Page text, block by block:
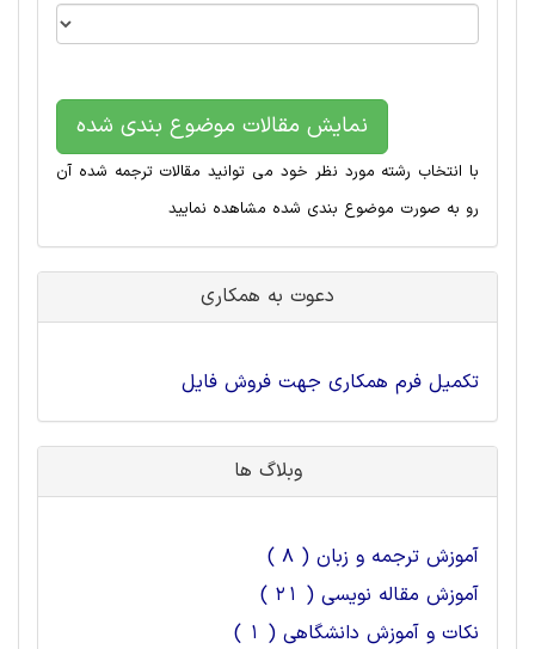
نمایش مقالات موضوع بندی شده
با انتخاب رشته مورد نظر خود می توانید مقالات ترجمه شده آن
رو به صورت موضوع بندی شده مشاهده نمایید
دعوت به همکاری
تکمیل فرم همکاری جهت فروش فایل
وبلاگ ها
آموزش ترجمه و زبان ( 8 )
آموزش مقاله نویسی ( 21 )
نکات و آموزش دانشگاهی ( 1 )